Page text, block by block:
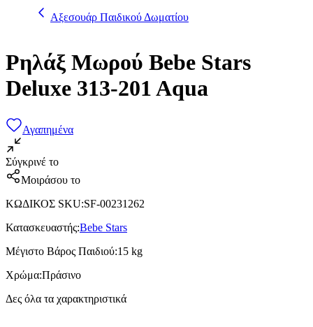
Αξεσουάρ Παιδικού Δωματίου
Ρηλάξ Μωρού Bebe Stars
Deluxe 313-201 Aqua
Αγαπημένα
Σύγκρινέ το
Μοιράσου το
ΚΩΔΙΚΟΣ SKU:SF-00231262
Κατασκευαστής:Bebe Stars
Μέγιστο Βάρος Παιδιού:15 kg
Χρώμα:Πράσινο
Δες όλα τα χαρακτηριστικά